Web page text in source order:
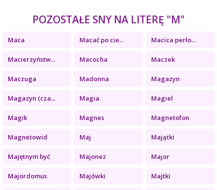
POZOSTAŁE SNY NA LITERĘ "M"
Maca Macać po cie... Macica perło...
Macierzyństw... Macocha Maczek
Maczuga Madonna Magazyn
Magazyn (cza... Magia Magiel
Magik Magnes Magnetofon
Magnetowid Maj Majątki
Majętnym być Majonez Major
Majordomus Majówki Majtki